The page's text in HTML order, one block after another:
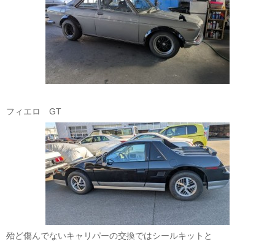
フィエロ GT
殆ど傷んでないキャリパーの交換ではシールキットと